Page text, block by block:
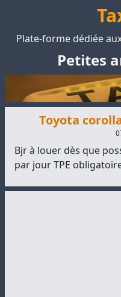
Plate-forme dédiée
Petites
Toyota
Bjr à louer dès que
par jour TPE